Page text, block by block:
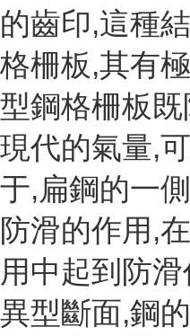
的齒印,這種
格柵板,其有
型鋼格柵板
現代的氣量,
于,扁鋼的一
防滑的作用,
用中起到防
異型斷面,鋼